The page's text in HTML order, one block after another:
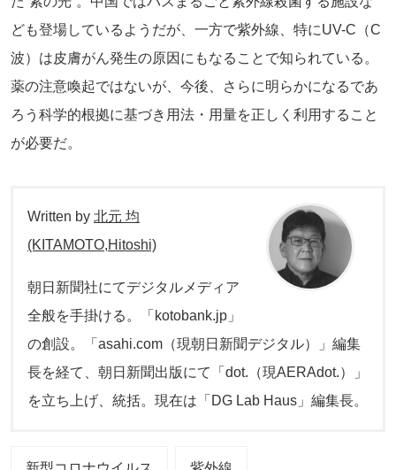
ども登場しているようだが、一方で紫外線、特にUV-C（C
波）は皮膚がん発生の原因にもなることで知られている。
薬の注意喚起ではないが、今後、さらに明らかになるであ
ろう科学的根拠に基づき用法・用量を正しく利用すること
が必要だ。
Written by 北元 均
(KITAMOTO,Hitoshi)
朝日新聞社にてデジタルメディア
全般を手掛ける。「kotobank.jp」
の創設。「asahi.com（現朝日新聞デジタル）」編集
長を経て、朝日新聞出版にて「dot.（現AERAdot.）」
を立ち上げ、統括。現在は「DG Lab Haus」編集長。